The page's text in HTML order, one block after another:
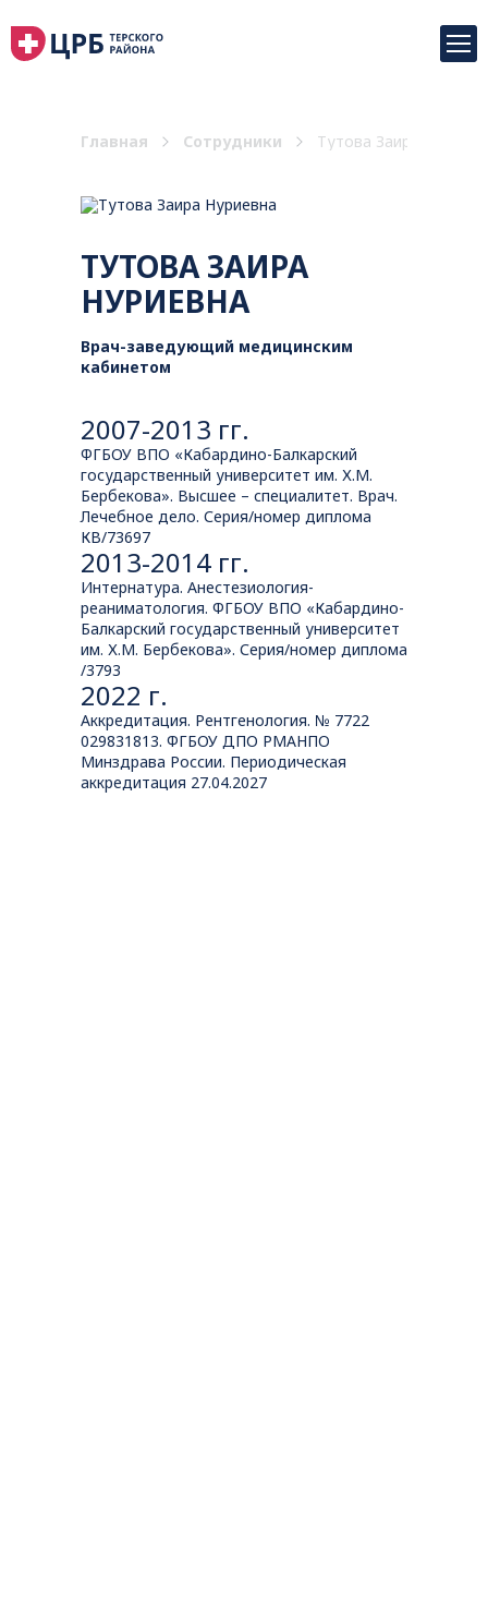
Главная Сотрудники Тутова Заира
ТУТОВА ЗАИРА
НУРИЕВНА
Врач-заведующий медицинским
кабинетом
2007-2013 гг.
ФГБОУ ВПО «Кабардино-Балкарский
государственный университет им. Х.М.
Бербекова». Высшее – специалитет. Врач.
Лечебное дело. Серия/номер диплома
КВ/73697
2013-2014 гг.
Интернатура. Анестезиология-
реаниматология. ФГБОУ ВПО «Кабардино-
Балкарский государственный университет
им. Х.М. Бербекова». Серия/номер диплома
/3793
2022 г.
Аккредитация. Рентгенология. № 7722
029831813. ФГБОУ ДПО РМАНПО
Минздрава России. Периодическая
аккредитация 27.04.2027